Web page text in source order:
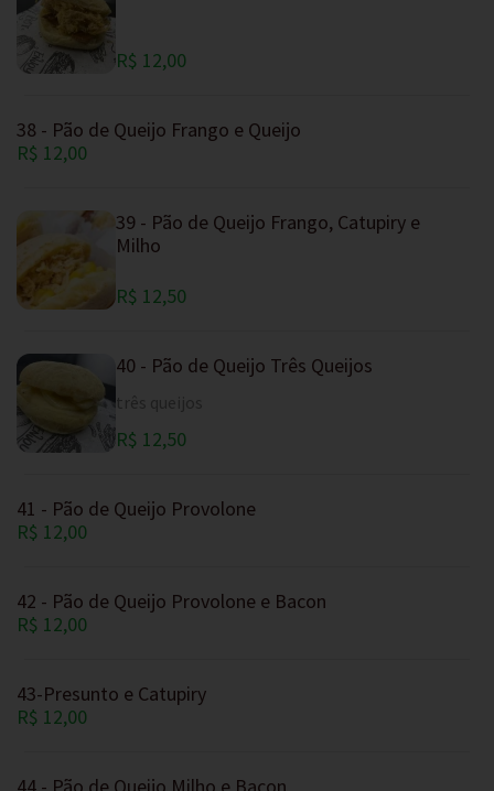
R$ 12,00
38 - Pão de Queijo Frango e Queijo
R$ 12,00
39 - Pão de Queijo Frango, Catupiry e
Milho
R$ 12,50
40 - Pão de Queijo Três Queijos
R$ 12,50
41 - Pão de Queijo Provolone
R$ 12,00
42 - Pão de Queijo Provolone e Bacon
R$ 12,00
43-Presunto e Catupiry
R$ 12,00